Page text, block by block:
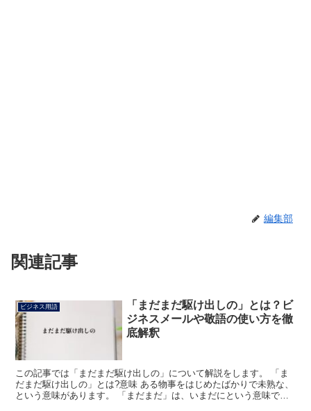
編集部
関連記事
ビジネス用語
「まだまだ駆け出しの」とは？ビ
ジネスメールや敬語の使い方を徹
底解釈
この記事では「まだまだ駆け出しの」について解説をします。 「ま
だまだ駆け出しの」とは?意味 ある物事をはじめたばかりで未熟な、
という意味があります。 「まだまだ」は、いまだにという意味で